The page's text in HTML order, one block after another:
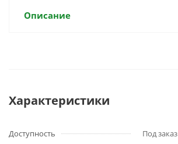
Описание
Характеристики
Доступность
Под заказ